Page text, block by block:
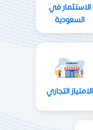
الاستثمار في
السعودية
الامتياز التجاري